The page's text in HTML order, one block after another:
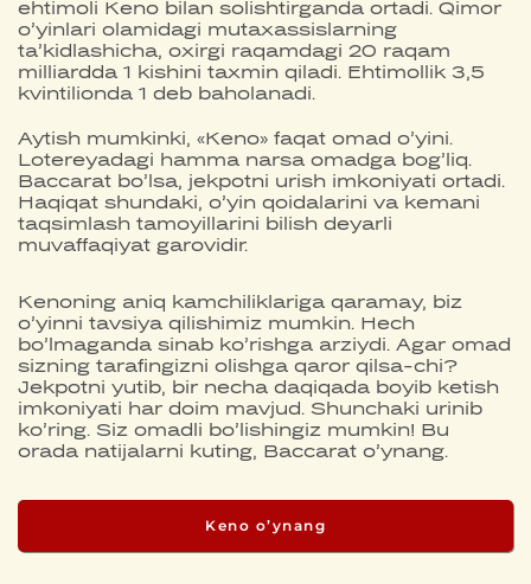
ehtimoli Keno bilan solishtirganda ortadi. Qimor
o’yinlari olamidagi mutaxassislarning
ta’kidlashicha, oxirgi raqamdagi 20 raqam
milliardda 1 kishini taxmin qiladi. Ehtimollik 3,5
kvintilionda 1 deb baholanadi.
Aytish mumkinki, «Keno» faqat omad o’yini.
Lotereyadagi hamma narsa omadga bog’liq.
Baccarat bo’lsa, jekpotni urish imkoniyati ortadi.
Haqiqat shundaki, o’yin qoidalarini va kemani
taqsimlash tamoyillarini bilish deyarli
muvaffaqiyat garovidir.
Kenoning aniq kamchiliklariga qaramay, biz
o’yinni tavsiya qilishimiz mumkin. Hech
bo’lmaganda sinab ko’rishga arziydi. Agar omad
sizning tarafingizni olishga qaror qilsa-chi?
Jekpotni yutib, bir necha daqiqada boyib ketish
imkoniyati har doim mavjud. Shunchaki urinib
ko’ring. Siz omadli bo’lishingiz mumkin! Bu
orada natijalarni kuting, Baccarat o’ynang.
Keno o’ynang